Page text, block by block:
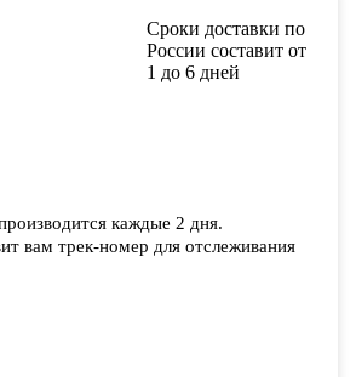
Сроки доставки по
России составит от
1 до 6 дней
каждые 2 дня.
вам трек-номер для отслеживания